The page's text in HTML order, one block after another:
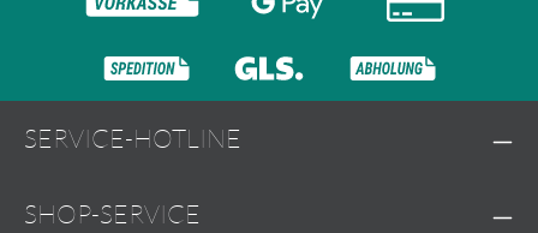
SERVICE-HOTLINE
SHOP-SERVICE